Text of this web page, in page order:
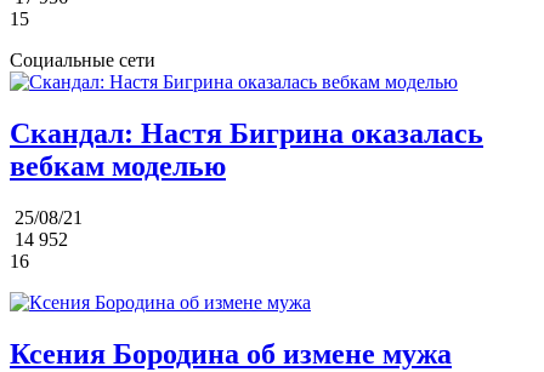
15
Социальные сети
Скандал: Настя Бигрина оказалась
вебкам моделью
25/08/21
14 952
16
Ксения Бородина об измене мужа